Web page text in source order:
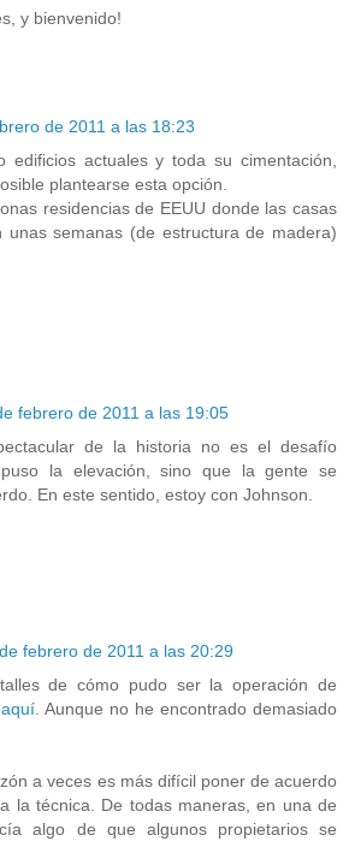
y bienvenido!
de 2011 a las 18:23
edificios actuales y toda su cimentación,
plantearse esta opción.
residencias de EEUU donde las casas
unas semanas (de estructura de madera)
febrero de 2011 a las 19:05
de la historia no es el desafío
la elevación, sino que la gente se
En este sentido, estoy con Johnson.
febrero de 2011 a las 20:29
de cómo pudo ser la operación de
aquí . Aunque no he encontrado demasiado
a veces es más difícil poner de acuerdo
la técnica. De todas maneras, en una de
algo de que algunos propietarios se